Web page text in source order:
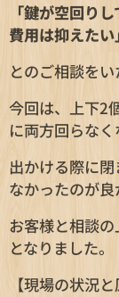
「鍵が空回り
費用は抑えたい
とのご相談をい
今回は、上下2
に両方回らなく
出かける際に
なかったのが良
お客様と相談
となりました。
【現場の状況と